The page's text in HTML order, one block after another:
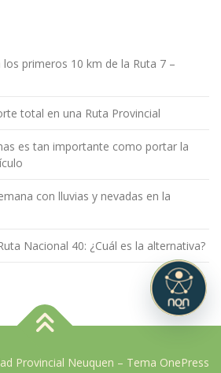
los primeros 10 km de la Ruta 7 –
total en una Ruta Provincial
es tan importante como portar la
con lluvias y nevadas en la
Nacional 40: ¿Cuál es la alternativa?
Provincial Neuquen – Tema OnePress